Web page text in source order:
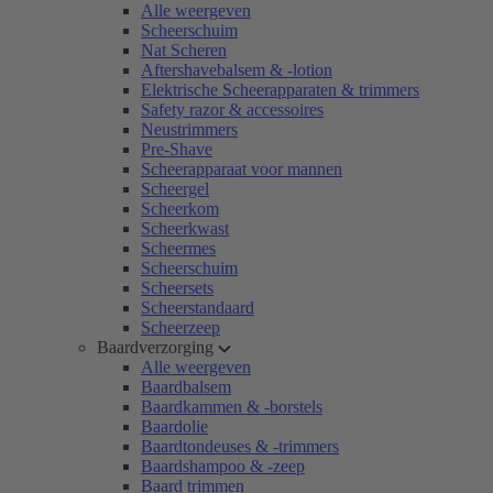
Alle weergeven
Scheerschuim
Nat Scheren
Aftershavebalsem & -lotion
Elektrische Scheerapparaten & trimmers
Safety razor & accessoires
Neustrimmers
Pre-Shave
Scheerapparaat voor mannen
Scheergel
Scheerkom
Scheerkwast
Scheermes
Scheerschuim
Scheersets
Scheerstandaard
Scheerzeep
Baardverzorging
Alle weergeven
Baardbalsem
Baardkammen & -borstels
Baardolie
Baardtondeuses & -trimmers
Baardshampoo & -zeep
Baard trimmen